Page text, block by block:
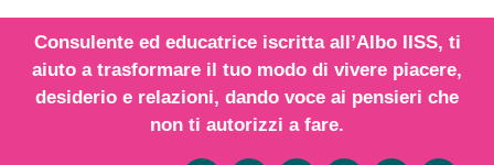
Consulente ed educatrice iscritta all’Albo IISS, ti
aiuto a trasformare il tuo modo di vivere piacere,
desiderio e relazioni, dando voce ai pensieri che
non ti autorizzi a fare.